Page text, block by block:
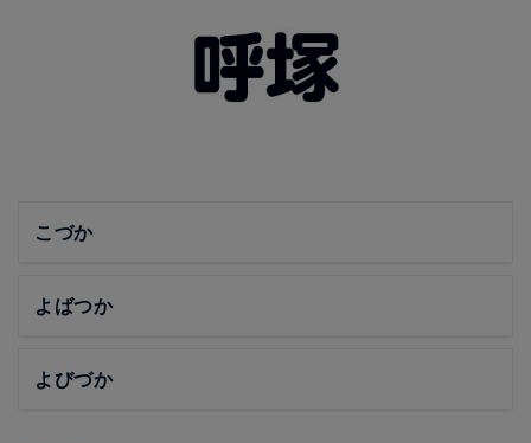
こづか
よばつか
よびづか